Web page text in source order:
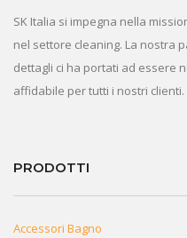
SK Italia si impegna nella
nel settore cleaning. La nostra
dettagli ci ha portati ad essere
affidabile per tutti i nostri clienti.
PRODOTTI
Accessori Bagno